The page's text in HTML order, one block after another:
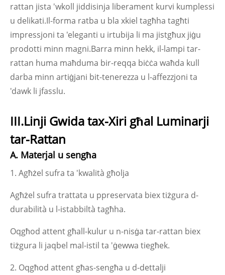
rattan jista 'wkoll jiddisinja liberament kurvi kumplessi
u delikati.Il-forma ratba u bla xkiel tagħha tagħti
impressjoni ta 'eleganti u irtubija li ma jistgħux jiġu
prodotti minn magni.Barra minn hekk, il-lampi tar-
rattan huma maħduma bir-reqqa biċċa waħda kull
darba minn artiġjani bit-tenerezza u l-affezzjoni ta
'dawk li jfasslu.
III.Linji Gwida tax-Xiri għal Luminarji
tar-Rattan
A. Materjal u sengħa
1. Agħżel sufra ta 'kwalità għolja
Agħżel sufra trattata u ppreservata biex tiżgura d-
durabilità u l-istabbiltà tagħha.
Oqgħod attent għall-kulur u n-nisġa tar-rattan biex
tiżgura li jaqbel mal-istil ta 'ġewwa tiegħek.
2. Oqgħod attent għas-sengħa u d-dettalji